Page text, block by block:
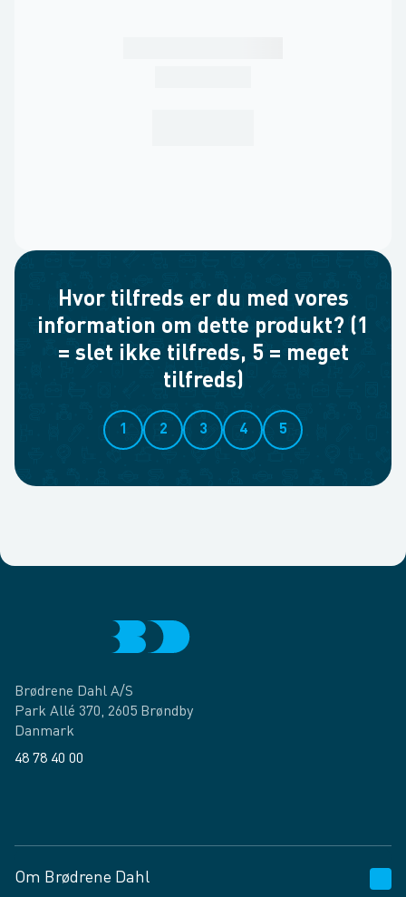
Hvor tilfreds er du med vores
information om dette produkt? (1
= slet ikke tilfreds, 5 = meget
tilfreds)
1 2 3 4 5
Brødrene Dahl A/S
Park Allé 370, 2605 Brøndby
Danmark
48 78 40 00
Om Brødrene Dahl